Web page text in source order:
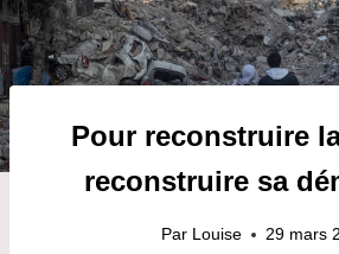
Pour reconstruire
reconstruire sa
Par Louise 29 mars